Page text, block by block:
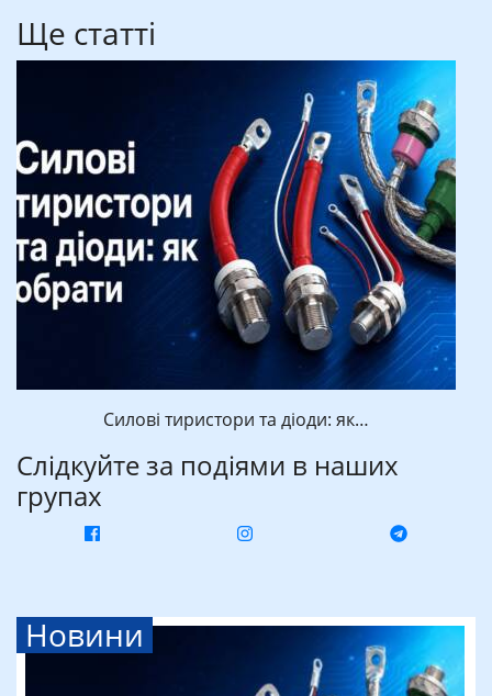
Ще статті
Силові тиристори та діоди: як…
Слідкуйте за подіями в наших
групах
Новини